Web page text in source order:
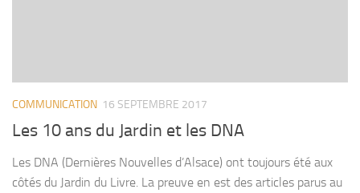
COMMUNICATION 16 SEPTEMBRE 2017
Les 10 ans du Jardin et les DNA
Les DNA (Dernières Nouvelles d’Alsace) ont toujours été aux
côtés du Jardin du Livre. La preuve en est des articles parus au